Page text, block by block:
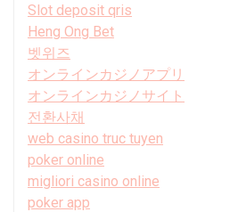
Slot deposit qris
Heng Ong Bet
벳위즈
オンラインカジノアプリ
オンラインカジノサイト
전환사채
web casino truc tuyen
poker online
migliori casino online
poker app